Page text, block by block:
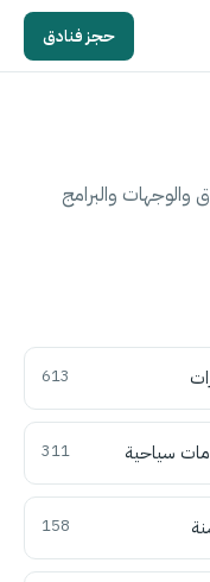
حجز فنادق
والوجهات والبرامج
613
سياحية 311
158